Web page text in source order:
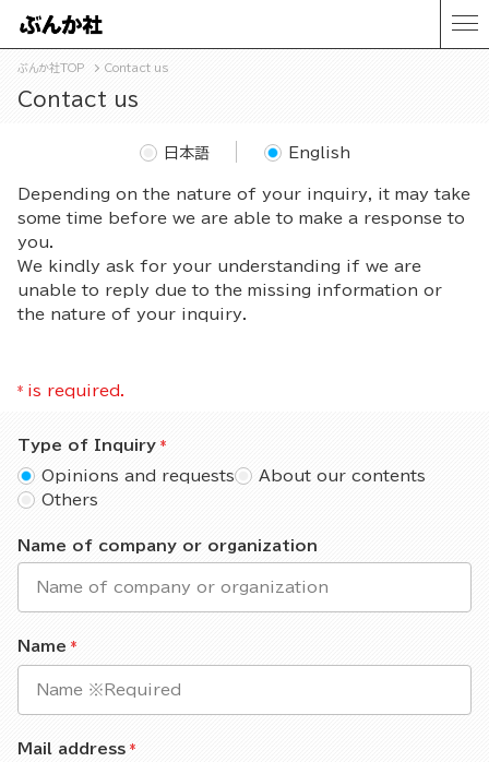
ぶんか社TOP Contact us
Contact us
Depending on the nature of your inquiry, it may take
some time before we are able to make a response to
you.
We kindly ask for your understanding if we are
unable to reply due to the missing information or
the nature of your inquiry.
日本語 English
* is required.
Type of Inquiry
Opinions and requests
About our contents
Others
Name of company or organization
Name
Mail address